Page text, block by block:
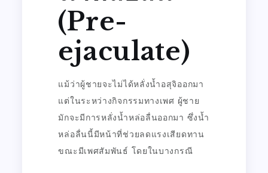
(Pre-
ejaculate)
แม้ว่าผู้ชายจะไม่ได้หลั่งน้ำอสุจิออกมา
แต่ในระหว่างกิจกรรมทางเพศ ผู้ชาย
มักจะมีการหลั่งน้ำหล่อลื่นออกมา ซึ่งน้ำ
หล่อลื่นนี้มีหน้าที่ช่วยลดแรงเสียดทาน
ขณะมีเพศสัมพันธ์ โดยในบางกรณี